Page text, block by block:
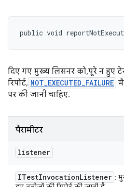
public void
दिए गए मुख्य लिसनर को, पूरे न हुए
रिपोर्ट, NOT_EXECUTED_FAILURE
पर की जानी चाहिए.
पैरामीटर
listener
ITestInvocationListener :